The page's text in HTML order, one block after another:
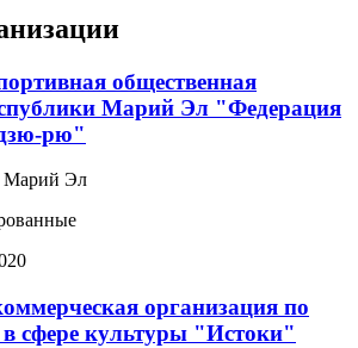
общественная
Марий Эл "Федерация
рю"
Марий Эл
организация по
в сфере культуры "Истоки"